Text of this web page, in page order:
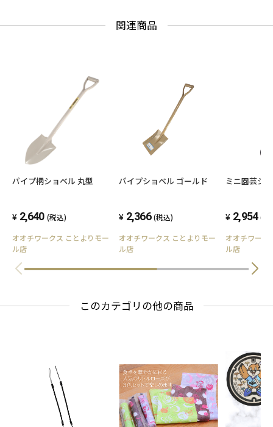
関連商品
パイプ柄ショベル 丸型
2,640 (税込)
オオチワークス ことよりモー
ル店
パイプショベル ゴールド
2,366 (税込)
オオチワークス ことよりモー
ル店
ミニ園芸シ
2,954 (税
オオチワーク
ル店
このカテゴリの他の商品